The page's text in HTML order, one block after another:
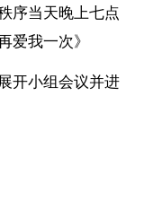
序当天晚上七点
爱我一次》
开小组会议并进